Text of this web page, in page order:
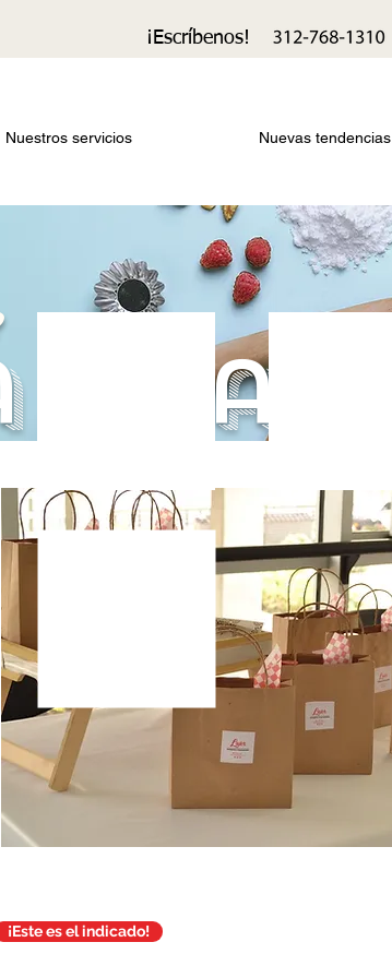
¡Escríbenos!
Nuestros servicios Nuevas tendencias
kraft
¡Este es el indicado!